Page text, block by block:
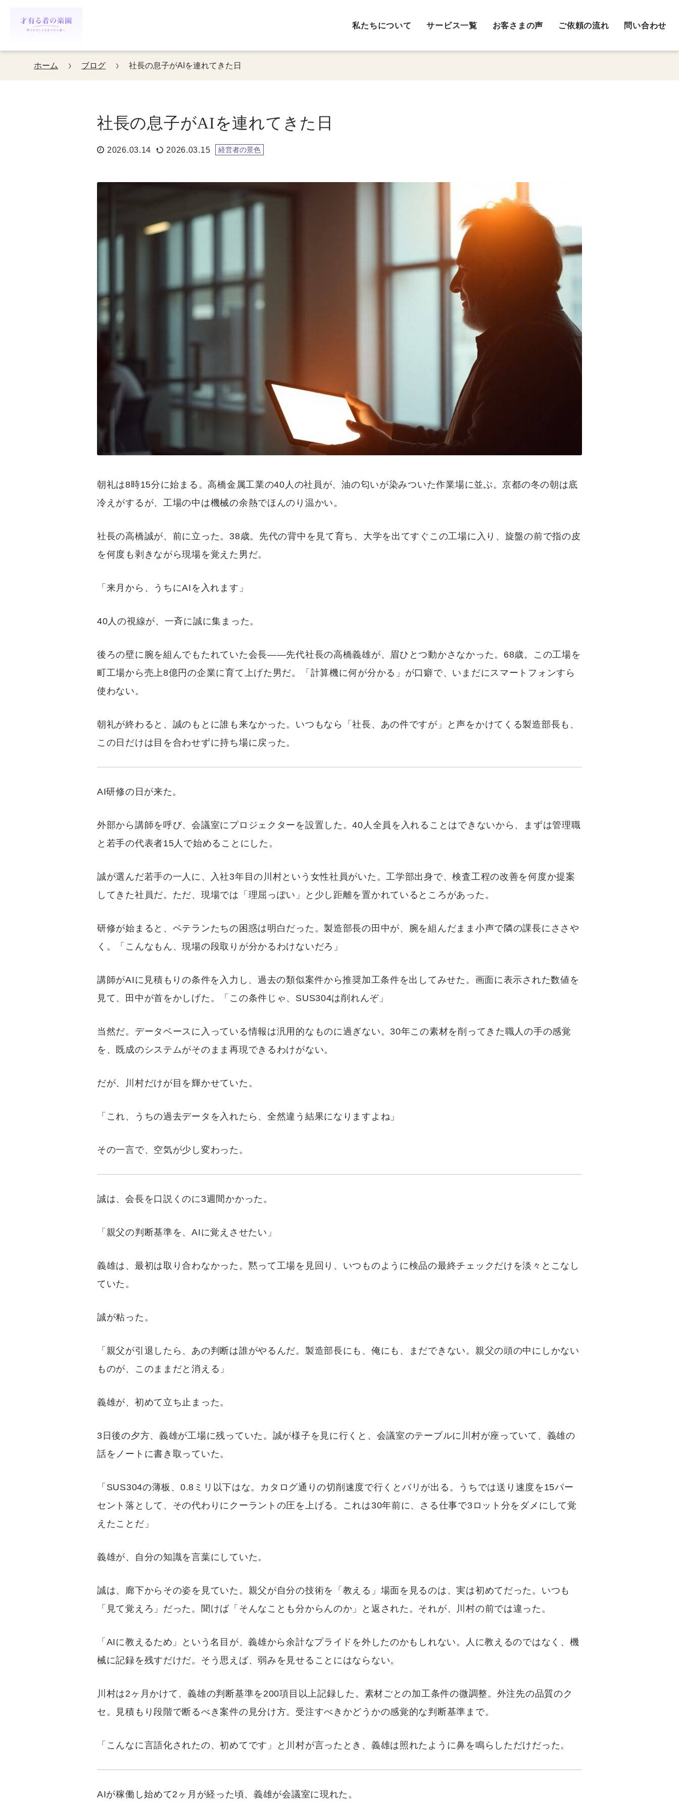
私たちについて サービス一覧 お客さまの声 ご依頼の流れ 問い合わせ
ホーム ブログ 社長の息子がAIを連れてきた日
社長の息子がAIを連れてきた日
2026.03.14 2026.03.15 経営者の景色
朝礼は8時15分に始まる。高橋金属工業の40人の社員が、油の匂いが染みついた作業場に並ぶ。京都の冬の朝は底
冷えがするが、工場の中は機械の余熱でほんのり温かい。
社長の高橋誠が、前に立った。38歳。先代の背中を見て育ち、大学を出てすぐこの工場に入り、旋盤の前で指の皮
を何度も剥きながら現場を覚えた男だ。
「来月から、うちにAIを入れます」
40人の視線が、一斉に誠に集まった。
後ろの壁に腕を組んでもたれていた会長——先代社長の高橋義雄が、眉ひとつ動かさなかった。68歳。この工場を
町工場から売上8億円の企業に育て上げた男だ。「計算機に何が分かる」が口癖で、いまだにスマートフォンすら
使わない。
朝礼が終わると、誠のもとに誰も来なかった。いつもなら「社長、あの件ですが」と声をかけてくる製造部長も、
この日だけは目を合わせずに持ち場に戻った。
AI研修の日が来た。
外部から講師を呼び、会議室にプロジェクターを設置した。40人全員を入れることはできないから、まずは管理職
と若手の代表者15人で始めることにした。
誠が選んだ若手の一人に、入社3年目の川村という女性社員がいた。工学部出身で、検査工程の改善を何度か提案
してきた社員だ。ただ、現場では「理屈っぽい」と少し距離を置かれているところがあった。
研修が始まると、ベテランたちの困惑は明白だった。製造部長の田中が、腕を組んだまま小声で隣の課長にささや
く。「こんなもん、現場の段取りが分かるわけないだろ」
講師がAIに見積もりの条件を入力し、過去の類似案件から推奨加工条件を出してみせた。画面に表示された数値を
見て、田中が首をかしげた。「この条件じゃ、SUS304は削れんぞ」
当然だ。データベースに入っている情報は汎用的なものに過ぎない。30年この素材を削ってきた職人の手の感覚
を、既成のシステムがそのまま再現できるわけがない。
だが、川村だけが目を輝かせていた。
「これ、うちの過去データを入れたら、全然違う結果になりますよね」
その一言で、空気が少し変わった。
誠は、会長を口説くのに3週間かかった。
「親父の判断基準を、AIに覚えさせたい」
義雄は、最初は取り合わなかった。黙って工場を見回り、いつものように検品の最終チェックだけを淡々とこなし
ていた。
誠が粘った。
「親父が引退したら、あの判断は誰がやるんだ。製造部長にも、俺にも、まだできない。親父の頭の中にしかない
ものが、このままだと消える」
義雄が、初めて立ち止まった。
3日後の夕方、義雄が工場に残っていた。誠が様子を見に行くと、会議室のテーブルに川村が座っていて、義雄の
話をノートに書き取っていた。
「SUS304の薄板、0.8ミリ以下はな。カタログ通りの切削速度で行くとバリが出る。うちでは送り速度を15パー
セント落として、その代わりにクーラントの圧を上げる。これは30年前に、さる仕事で3ロット分をダメにして覚
えたことだ」
義雄が、自分の知識を言葉にしていた。
誠は、廊下からその姿を見ていた。親父が自分の技術を「教える」場面を見るのは、実は初めてだった。いつも
「見て覚えろ」だった。聞けば「そんなことも分からんのか」と返された。それが、川村の前では違った。
「AIに教えるため」という名目が、義雄から余計なプライドを外したのかもしれない。人に教えるのではなく、機
械に記録を残すだけだ。そう思えば、弱みを見せることにはならない。
川村は2ヶ月かけて、義雄の判断基準を200項目以上記録した。素材ごとの加工条件の微調整。外注先の品質のク
セ。見積もり段階で断るべき案件の見分け方。受注すべきかどうかの感覚的な判断基準まで。
「こんなに言語化されたの、初めてです」と川村が言ったとき、義雄は照れたように鼻を鳴らしただけだった。
AIが稼働し始めて2ヶ月が経った頃、義雄が会議室に現れた。